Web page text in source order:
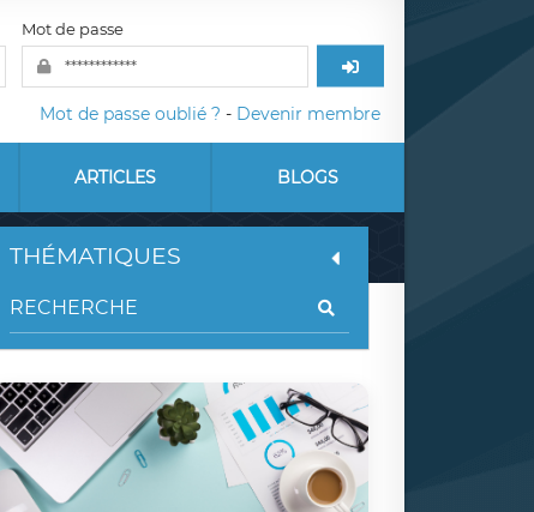
Mot de passe
Mot de passe oublié ? - Devenir membre
ARTICLES BLOGS
THÉMATIQUES